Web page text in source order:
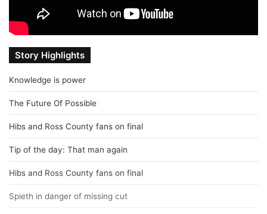
Story Highlights
Knowledge is power
The Future Of Possible
Hibs and Ross County fans on final
Tip of the day: That man again
Hibs and Ross County fans on final
Spieth in danger of missing cut